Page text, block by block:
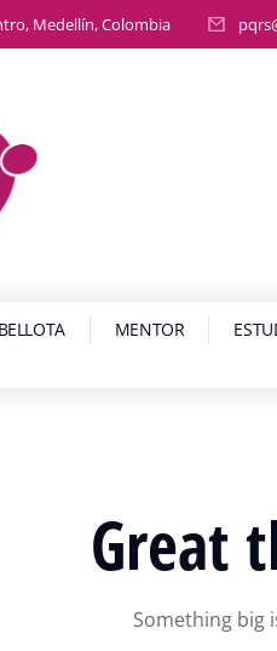
Medellín, Colombia
MENTOR
Great
Something big